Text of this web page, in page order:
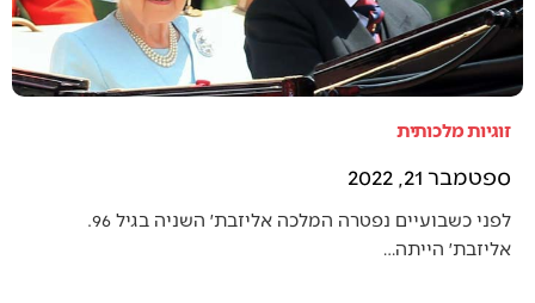
זוגיות מלכותית
ספטמבר 21, 2022
לפני כשבועיים נפטרה המלכה אליזבת׳ השניה בגיל 96.
אליזבת׳ הייתה…